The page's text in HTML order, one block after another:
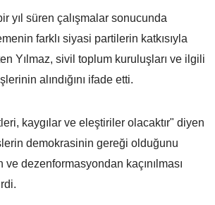
yıl süren çalışmalar sonucunda
farklı siyasi partilerin katkısıyla
Yılmaz, sivil toplum kuruluşları ve ilgili
alındığını ifade etti.
kaygılar ve eleştiriler olacaktır" diyen
demokrasinin gereği olduğunu
dezenformasyondan kaçınılması